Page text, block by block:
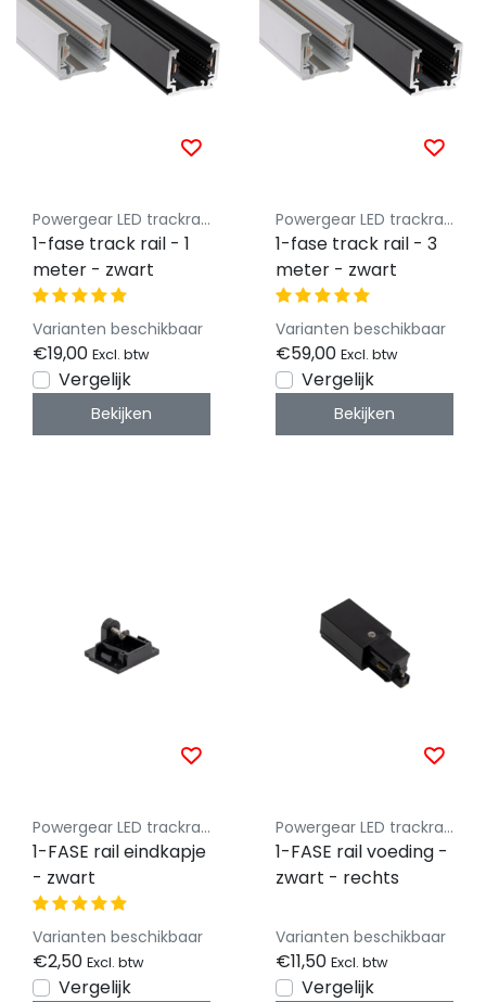
Powergear LED trackrail 1 fase
1-fase track rail - 1
meter - zwart
Varianten beschikbaar
€19,00 Excl. btw
Vergelijk
Bekijken
Powergear LED trackrail 1 fase
1-fase track rail - 3
meter - zwart
Varianten beschikbaar
€59,00 Excl. btw
Vergelijk
Bekijken
Powergear LED trackrail 1 fase
1-FASE rail eindkapje
- zwart
Varianten beschikbaar
€2,50 Excl. btw
Vergelijk
Powergear LED trackrail 1 fase
1-FASE rail voeding -
zwart - rechts
Varianten beschikbaar
€11,50 Excl. btw
Vergelijk